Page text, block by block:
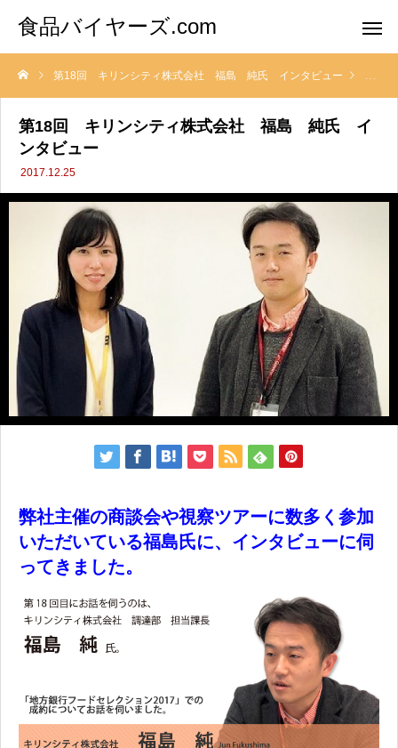
食品バイヤーズ.com
第18回 キリンシティ株式会社 福島 純氏 インタビュー バイ
第18回 キリンシティ株式会社 福島 純氏 イ
ンタビュー
2017.12.25
弊社主催の商談会や視察ツアーに数多く参加
いただいている福島氏に、 インタビューに伺
ってきました。